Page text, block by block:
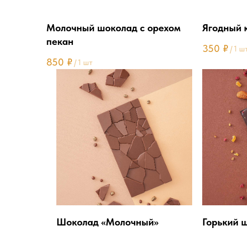
Молочный шоколад с орехом
пекан
850 ₽ /1 шт
Ягодный
350 ₽ /1
Шоколад «Молочный»
Горький